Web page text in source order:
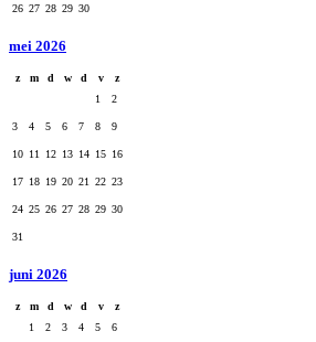
26 27 28 29 30
mei 2026
z m d w d v
z
1
2
3 4 5 6 7 8 9
10 11 12 13 14 15 16
17 18 19 20 21 22 23
24 25 26 27 28 29 30
31
juni 2026
z m d w d v
z
1
2 3 4 5 6